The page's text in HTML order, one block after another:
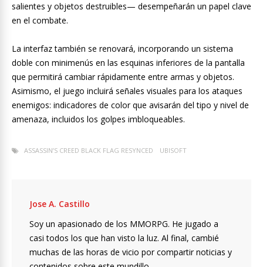
salientes y objetos destruibles— desempeñarán un papel clave
en el combate.
La interfaz también se renovará, incorporando un sistema
doble con minimenús en las esquinas inferiores de la pantalla
que permitirá cambiar rápidamente entre armas y objetos.
Asimismo, el juego incluirá señales visuales para los ataques
enemigos: indicadores de color que avisarán del tipo y nivel de
amenaza, incluidos los golpes imbloqueables.
ASSASSIN’S CREED BLACK FLAG RESYNCED UBISOFT
Jose A. Castillo
Soy un apasionado de los MMORPG. He jugado a
casi todos los que han visto la luz. Al final, cambié
muchas de las horas de vicio por compartir noticias y